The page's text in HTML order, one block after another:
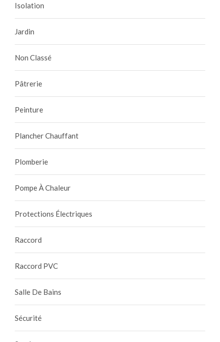
Isolation
Jardin
Non Classé
Pâtrerie
Peinture
Plancher Chauffant
Plomberie
Pompe À Chaleur
Protections Électriques
Raccord
Raccord PVC
Salle De Bains
Sécurité